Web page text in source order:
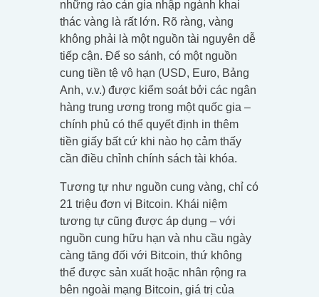
những rào cản gia nhập ngành khai
thác vàng là rất lớn. Rõ ràng, vàng
không phải là một nguồn tài nguyên dễ
tiếp cận. Để so sánh, có một nguồn
cung tiền tệ vô hạn (USD, Euro, Bảng
Anh, v.v.) được kiểm soát bởi các ngân
hàng trung ương trong một quốc gia –
chính phủ có thể quyết định in thêm
tiền giấy bất cứ khi nào họ cảm thấy
cần điều chỉnh chính sách tài khóa.
Tương tự như nguồn cung vàng, chỉ có
21 triệu đơn vị Bitcoin. Khái niệm
tương tự cũng được áp dụng – với
nguồn cung hữu hạn và nhu cầu ngày
càng tăng đối với Bitcoin, thứ không
thể được sản xuất hoặc nhân rộng ra
bên ngoài mạng Bitcoin, giá trị của